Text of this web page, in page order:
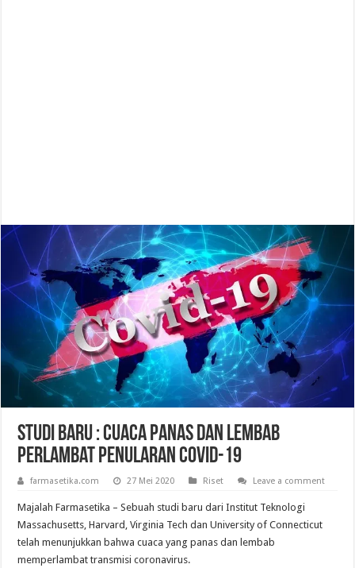
Studi Baru : Cuaca Panas dan Lembab
Perlambat Penularan COVID-19
farmasetika.com 27 Mei 2020 Riset Leave a comment
Majalah Farmasetika – Sebuah studi baru dari Institut Teknologi
Massachusetts, Harvard, Virginia Tech dan University of Connecticut
telah menunjukkan bahwa cuaca yang panas dan lembab
memperlambat transmisi coronavirus.